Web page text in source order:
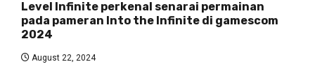
Level Infinite perkenal senarai permainan
pada pameran Into the Infinite di gamescom
2024
August 22, 2024